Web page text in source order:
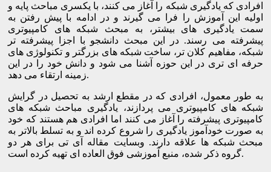
افرادی که یادگیری شبکه را آغاز می کنند، با یکسری مباحث پایه و
اولیه این آموزش را فرا می گیرند و در ادامه با پیش رفتن به
سمت یادگیری های بیشتر، به مبحث شبکه های کامپیوتری
پیشرفته می رسند. در این مبحث دانشجو با اجزا پیشرفته تر
شبکه، مفاهیم کلان تر، ساخت شبکه های بزرگتر و تکنولوژی های
حرفه ای تری در این حوزه آشنا می شود و دانش خود را در این
زمینه ارتقاء می دهد.
به طور معمول، افرادی که در مقطع ارشد به تحصیل در گرایش
شبکه های کامپیوتری می پردازند، یادگیری مباحث شبکه های
کامپیوتری پیشرفته را آغاز می کنند اما افرادی هم هستند که خود
به صورت خودآموز یادگیری را شروع کرده اند و به تسلط بالاتر به
مبحث شبکه ها علاقه دارند. وبسایت مقاله آی تی برای هر دو
گروه ذکر شده، منبع آموزشی فوق العاده ای تهیه کرده است.